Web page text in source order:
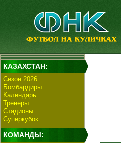
КАЗАХСТАН:
Сезон 2026
Бомбардиры
Календарь
Тренеры
Стадионы
Суперкубок
КОМАНДЫ: